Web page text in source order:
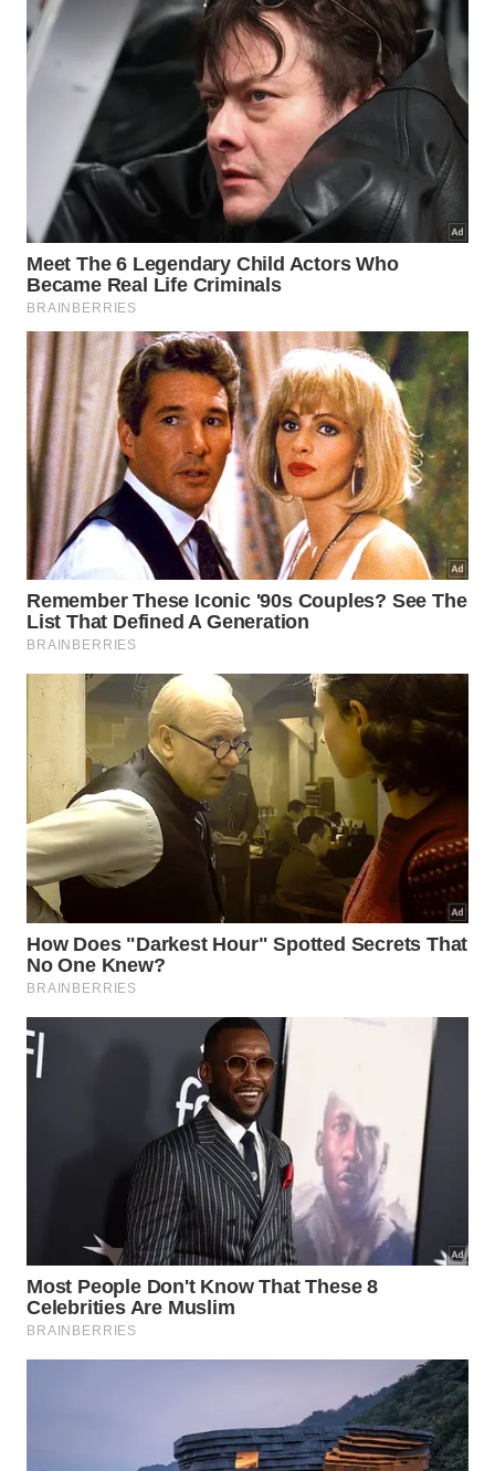
A carne marmorizada se destaca em preparos rápidos,
como grelha, chapa e churrasqueira, porque a gordura
entremeada derrete durante o calor intenso. -
Como escolher entre marmoreio e
carne magra no mercado?
Também vale considerar o bolso, porque carnes
muito marmorizadas costumam custar mais pela
seleção e pela experiência sensorial. Quando o
orçamento apertar, escolha cortes simples e ajuste
preparo
, tempo etemperaturapara extrair bom
resultado em casa.
O melhor tipo depende do prato e do objetivo. Para
churrasco rápido, contrafilé, ancho e picanha com
boa gordura interna entregam maissuculência; para
ensopados, carne magra pode funcionar com
e cozimento prolongado sem pressa.
Antes de comprar, pense assim:
para grelhar rápido, prefira cortes com
marmoreio visível;
para cozinhar lentamente, cortes magros podem
funcionar bem;
para economizar, ajuste técnica em vez de
buscar apenas corte nobre;
para mais sabor, observe gordura interna e não
só aparência externa.
Qual carne é melhor para o
consumidor brasileiro?
Quem já comparadiferenças na hora de comprar
deve aplicar a mesma lógica ao balcão
bovino do mercado. A escolha não é sobre carne
boa ou ruim, mas sobreuso,orçamento
e técnica
culinária adequada.
Se a prioridade é sabor intenso e grelhado
suculento, marmoreio ajuda muito. Se a ideia é
reduzir gordura aparente ou gastar menos, cortes
magros podem ser ótimos, desde que recebam
cuidadono preparo.